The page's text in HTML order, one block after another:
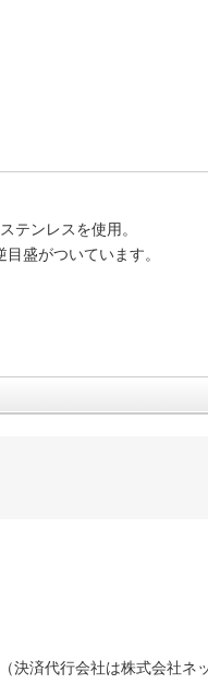
テンレスを使用。
盛がついています。
決済代行会社は株式会社ネ